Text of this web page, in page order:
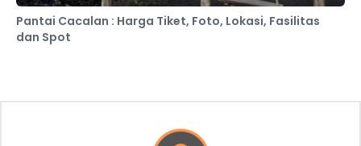
Pantai Cacalan : Harga Tiket, Foto, Lokasi, Fasilitas
dan Spot